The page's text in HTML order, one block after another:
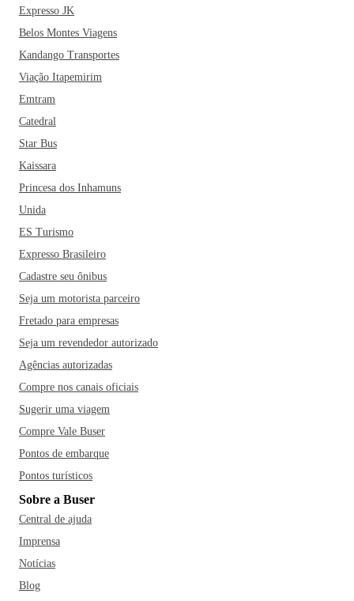
conhecer!
Expresso JK
Belos Montes Viagens
Kandango Transportes
Viação Itapemirim
Emtram
Catedral
Star Bus
Kaissara
Princesa dos Inhamuns
Unida
ES Turismo
Expresso Brasileiro
Cadastre seu ônibus
Seja um motorista parceiro
Fretado para empresas
Seja um revendedor autorizado
Agências autorizadas
Compre nos canais oficiais
Sugerir uma viagem
Compre Vale Buser
Pontos de embarque
Pontos turísticos
Sobre a Buser
Central de ajuda
Imprensa
Notícias
Blog